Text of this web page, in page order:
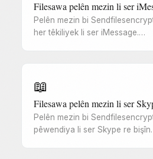
Filesawa pelên mezin li ser
Pelên mezin bi
her têkiliyek li ser iMessage.…
📖
Filesawa pelên mezin li ser
Pelên mezin bi
pêwendiya li ser Skype re